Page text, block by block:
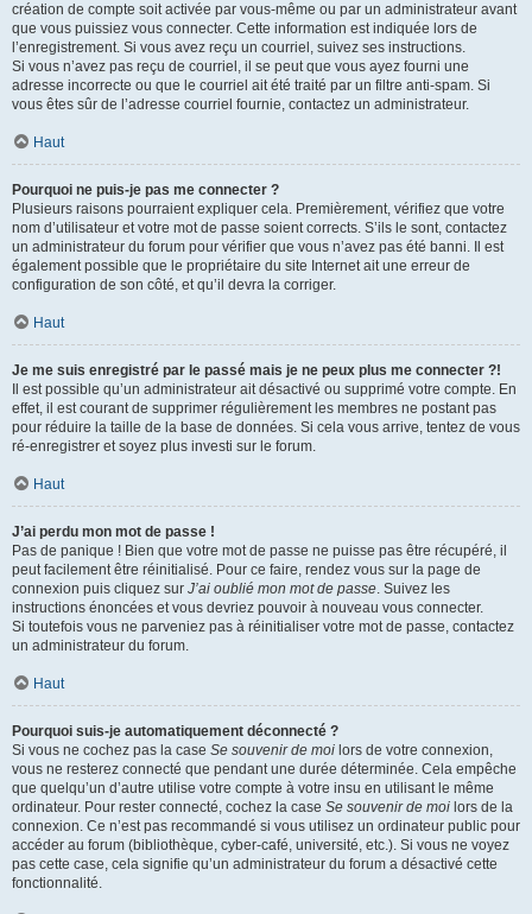
création de compte soit activée par vous-même ou par un administrateur avant
que vous puissiez vous connecter. Cette information est indiquée lors de
l’enregistrement. Si vous avez reçu un courriel, suivez ses instructions.
Si vous n’avez pas reçu de courriel, il se peut que vous ayez fourni une
adresse incorrecte ou que le courriel ait été traité par un filtre anti-spam. Si
vous êtes sûr de l’adresse courriel fournie, contactez un administrateur.
Haut
Pourquoi ne puis-je pas me connecter ?
Plusieurs raisons pourraient expliquer cela. Premièrement, vérifiez que votre
nom d’utilisateur et votre mot de passe soient corrects. S’ils le sont, contactez
un administrateur du forum pour vérifier que vous n’avez pas été banni. Il est
également possible que le propriétaire du site Internet ait une erreur de
configuration de son côté, et qu’il devra la corriger.
Haut
Je me suis enregistré par le passé mais je ne peux plus me connecter ?!
Il est possible qu’un administrateur ait désactivé ou supprimé votre compte. En
effet, il est courant de supprimer régulièrement les membres ne postant pas
pour réduire la taille de la base de données. Si cela vous arrive, tentez de vous
ré-enregistrer et soyez plus investi sur le forum.
Haut
J’ai perdu mon mot de passe !
Pas de panique ! Bien que votre mot de passe ne puisse pas être récupéré, il
peut facilement être réinitialisé. Pour ce faire, rendez vous sur la page de
connexion puis cliquez sur J’ai oublié mon mot de passe. Suivez les
instructions énoncées et vous devriez pouvoir à nouveau vous connecter.
Si toutefois vous ne parveniez pas à réinitialiser votre mot de passe, contactez
un administrateur du forum.
Haut
Pourquoi suis-je automatiquement déconnecté ?
Si vous ne cochez pas la case Se souvenir de moi lors de votre connexion,
vous ne resterez connecté que pendant une durée déterminée. Cela empêche
que quelqu’un d’autre utilise votre compte à votre insu en utilisant le même
ordinateur. Pour rester connecté, cochez la case Se souvenir de moi lors de la
connexion. Ce n’est pas recommandé si vous utilisez un ordinateur public pour
accéder au forum (bibliothèque, cyber-café, université, etc.). Si vous ne voyez
pas cette case, cela signifie qu’un administrateur du forum a désactivé cette
fonctionnalité.